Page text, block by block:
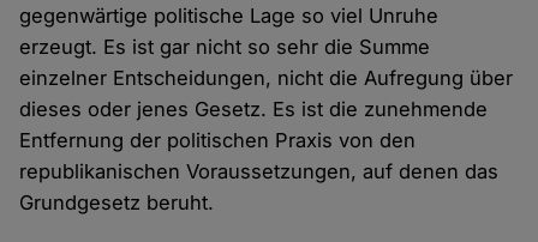
gegenwärtige politische Lage so viel Unruhe
erzeugt. Es ist gar nicht so sehr die Summe
einzelner Entscheidungen, nicht die Aufregung über
dieses oder jenes Gesetz. Es ist die zunehmende
Entfernung der politischen Praxis von den
republikanischen Voraussetzungen, auf denen das
Grundgesetz beruht.